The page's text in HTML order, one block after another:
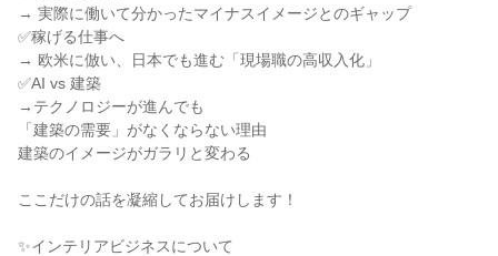
→ 実際に働いて分かったマイナスイメージとのギャップ
✅稼げる仕事へ
→ 欧米に倣い、日本でも進む「現場職の高収入化」
✅AI vs 建築
→テクノロジーが進んでも
「建築の需要」がなくならない理由
建築のイメージがガラリと変わる
ここだけの話を凝縮してお届けします！
✨インテリアビジネスについて